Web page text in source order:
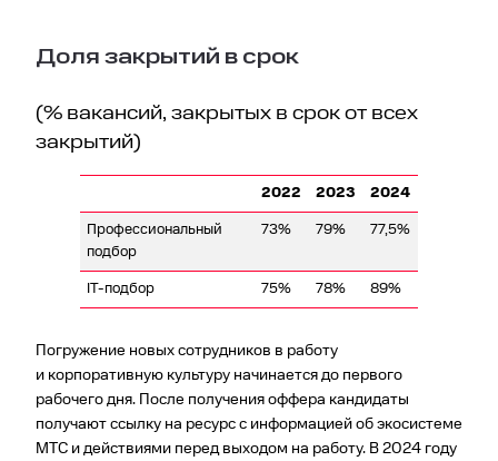
Доля закрытий в срок
(% вакансий, закрытых в срок от всех
закрытий)
2022 2023 2024
Профессиональный
подбор
73% 79% 77,5%
IT-подбор 75% 78% 89%
Погружение новых сотрудников в работу
и корпоративную культуру начинается до первого
рабочего дня. После получения оффера кандидаты
получают ссылку на ресурс с информацией об экосистеме
МТС и действиями перед выходом на работу. В 2024 году